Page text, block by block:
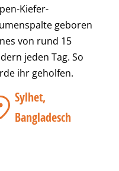
Kiefer-
geboren
von rund 15
jeden Tag. So
ihr geholfen.
Sylhet,
Bangladesch